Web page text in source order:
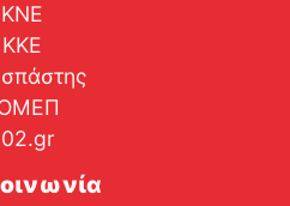
ΚΝΕ
ΚΚΕ